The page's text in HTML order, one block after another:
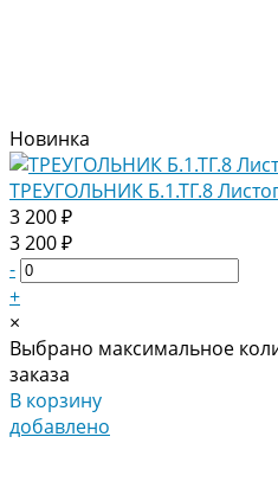
Новинка
ТРЕУГОЛЬНИК Б.1.ТГ.8
3 200 ₽
3 200 ₽
-
+
×
Выбрано максимальное
заказа
В корзину
добавлено